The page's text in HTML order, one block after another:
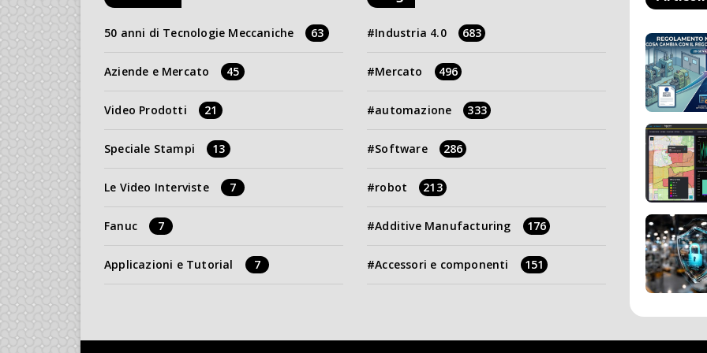
50 anni di Tecnologie Meccaniche 63
Aziende e Mercato 45
Video Prodotti 21
Speciale Stampi 13
Le Video Interviste 7
Fanuc 7
Applicazioni e Tutorial 7
Industria 4.0 683
Mercato 496
automazione 333
Software 286
robot 213
Additive Manufacturing 176
Accessori e componenti 151